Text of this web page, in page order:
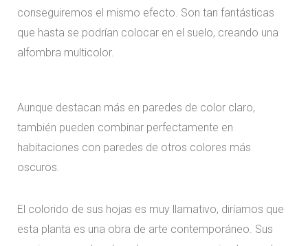
conseguiremos el mismo efecto. Son tan fantásticas
que hasta se podrían colocar en el suelo, creando una
alfombra multicolor.
Aunque destacan más en paredes de color claro,
también pueden combinar perfectamente en
habitaciones con paredes de otros colores más
oscuros.
El colorido de sus hojas es muy llamativo, diríamos que
esta planta es una obra de arte contemporáneo. Sus